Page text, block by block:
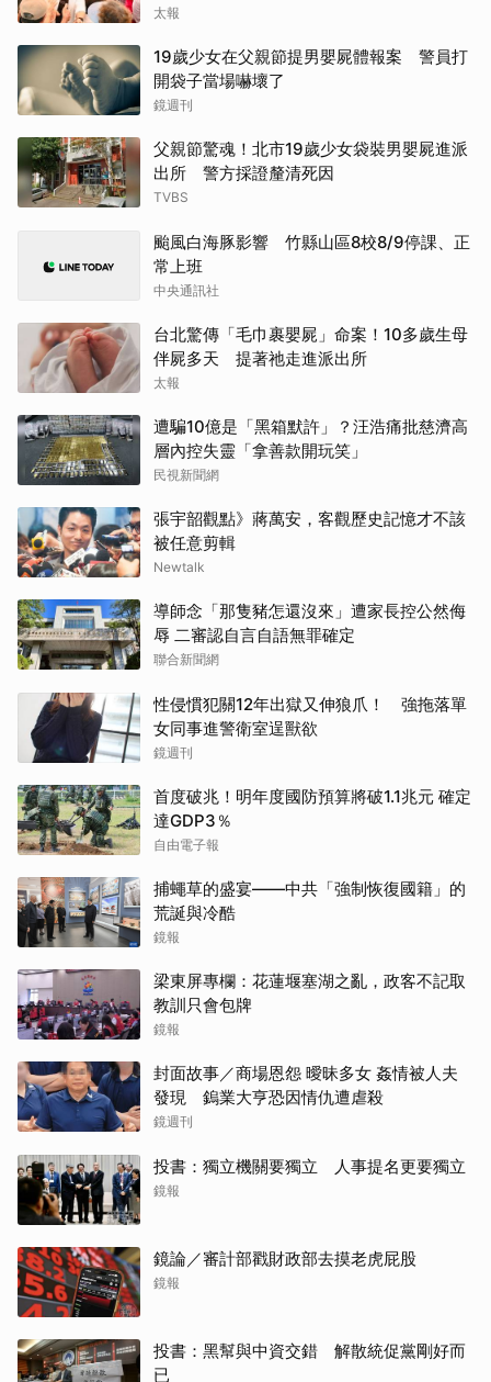
太報
19歲少女在父親節提男嬰屍體報案 警員打
開袋子當場嚇壞了
鏡週刊
父親節驚魂！北市19歲少女袋裝男嬰屍進派
出所 警方採證釐清死因
TVBS
颱風白海豚影響 竹縣山區8校8/9停課、正
常上班
中央通訊社
台北驚傳「毛巾裹嬰屍」命案！10多歲生母
伴屍多天 提著祂走進派出所
太報
遭騙10億是「黑箱默許」？汪浩痛批慈濟高
層內控失靈「拿善款開玩笑」
民視新聞網
張宇韶觀點》蔣萬安，客觀歷史記憶才不該
被任意剪輯
Newtalk
導師念「那隻豬怎還沒來」遭家長控公然侮
辱 二審認自言自語無罪確定
聯合新聞網
性侵慣犯關12年出獄又伸狼爪！ 強拖落單
女同事進警衛室逞獸欲
鏡週刊
首度破兆！明年度國防預算將破1.1兆元 確定
達GDP3％
自由電子報
捕蠅草的盛宴——中共「強制恢復國籍」的
荒誕與冷酷
鏡報
梁東屏專欄：花蓮堰塞湖之亂，政客不記取
教訓只會包牌
鏡報
封面故事／商場恩怨 曖昧多女 姦情被人夫
發現 鎢業大亨恐因情仇遭虐殺
鏡週刊
投書：獨立機關要獨立 人事提名更要獨立
鏡報
鏡論／審計部戳財政部去摸老虎屁股
鏡報
投書：黑幫與中資交錯 解散統促黨剛好而
已